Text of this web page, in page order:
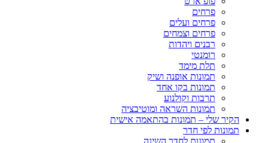
פרחים
פרחים ועלים
פרחים וצמחים
רבנים ויהדות
רומנטי
תלת מימד
תמונות אופנה ושיק
תמונות בקו אחד
תרבות וקולנוע
תמונות השראה ומוטיבציה
הקיר שלי – תמונות בהתאמה אישית
תמונות לפי חדר
תמונות לחדר השינה